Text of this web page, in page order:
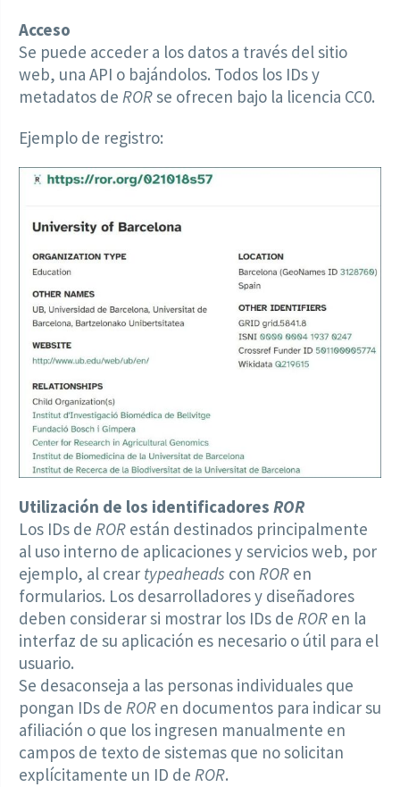
Acceso
Se puede acceder a los datos a través del sitio
web, una API o bajándolos. Todos los IDs y
metadatos de RORse ofrecen bajo la licencia CC0.
Ejemplo de registro:
Utilización de los identificadores ROR
Los IDs de ROR están destinados principalmente
al uso interno de aplicaciones y servicios web, por
ejemplo, al crear typeaheads con ROR en
formularios. Los desarrolladores y diseñadores
deben considerar si mostrar los IDs de ROR en la
interfaz de su aplicación es necesario o útil para el
usuario.
Se desaconseja a las personas individuales que
pongan IDs de ROR en documentos para indicar su
afiliación o que los ingresen manualmente en
campos de texto de sistemas que no solicitan
explícitamente un ID de ROR.